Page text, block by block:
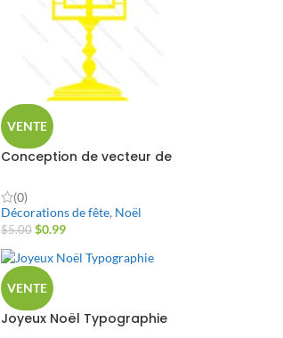
VENTE
Conception de vecteur de
(0)
Décorations de fête, Noël
$5.00 $0.99
VENTE
Joyeux Noël Typographie